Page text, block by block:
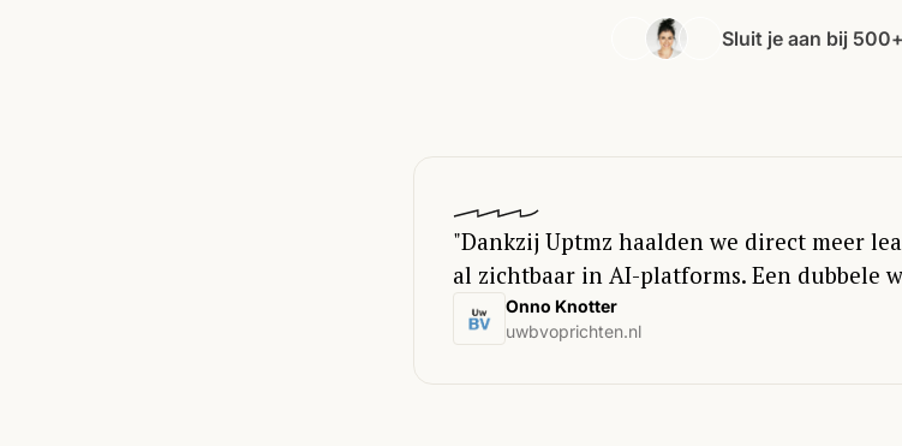
Sluit je aan bij
"Dankzij Uptmz haalden we direct meer
al zichtbaar in AI-platforms. Een dubbele
Onno Knotter
uwbvoprichten.nl